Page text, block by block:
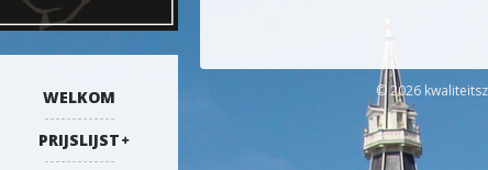
WELKOM
PRIJSLIJST
© 2026